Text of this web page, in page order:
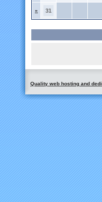
» 31
Quality web hosting and